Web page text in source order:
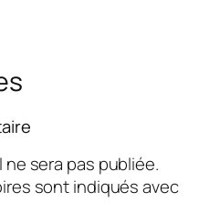
sera pas publiée.
sont indiqués avec